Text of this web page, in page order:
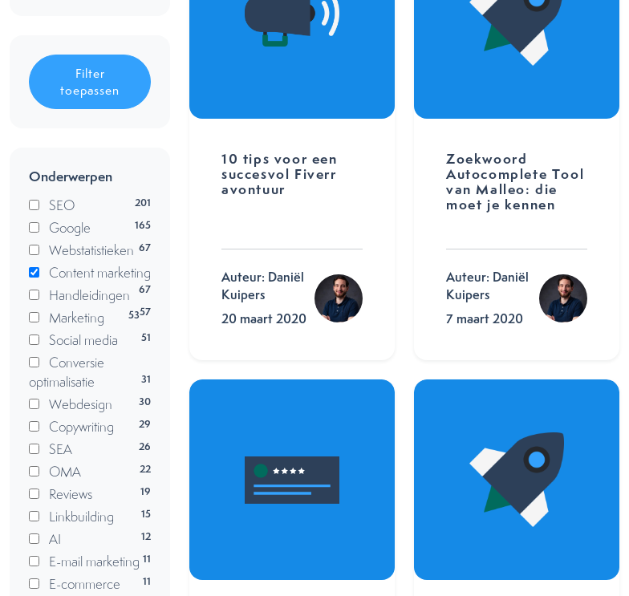
Filter
toepassen
Onderwerpen
SEO 201
Google 165
Webstatistieken 67
Content marketing
67
Handleidingen
57
Marketing 53
Social media 51
Conversie
optimalisatie
31
Webdesign 30
Copywriting 29
SEA 26
OMA 22
Reviews 19
Linkbuilding 15
AI 12
E-mail marketing 11
E-commerce 11
10 tips voor een
succesvol Fiverr
avontuur
Auteur: Daniël
Kuipers
20 maart 2020
Zoekwoord
Autocomplete Tool
van Malleo: die
moet je kennen
Auteur: Daniël
Kuipers
7 maart 2020